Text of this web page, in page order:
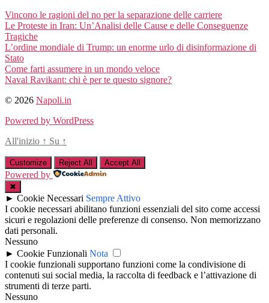
Vincono le ragioni del no per la separazione delle carriere
Le Proteste in Iran: Un’Analisi delle Cause e delle Conseguenze
Tragiche
L’ordine mondiale di Trump: un enorme urlo di disinformazione di
Stato
Come farti assumere in un mondo veloce
Naval Ravikant: chi è per te questo signore?
© 2026 Napoli.in
Powered by WordPress
All'inizio ↑ Su ↑
Customize Reject All Accept All
Powered by
✖
► Cookie Necessari Sempre Attivo
I cookie necessari abilitano funzioni essenziali del sito come accessi
sicuri e regolazioni delle preferenze di consenso. Non memorizzano
dati personali.
Nessuno
► Cookie Funzionali Nota
I cookie funzionali supportano funzioni come la condivisione di
contenuti sui social media, la raccolta di feedback e l’attivazione di
strumenti di terze parti.
Nessuno